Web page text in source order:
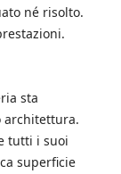
né risolto.
sta
architettura.
tutti i suoi
superficie